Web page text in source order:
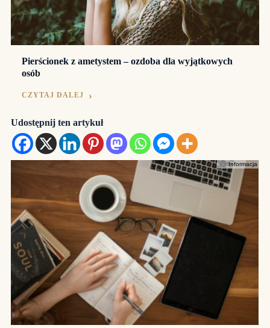
Pierścionek z ametystem – ozdoba dla wyjątkowych
osób
CZYTAJ DALEJ
Udostępnij ten artykuł